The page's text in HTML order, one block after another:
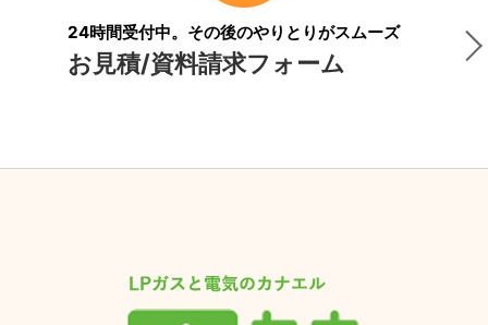
24時間受付中。その後のやりとりがスムーズ
お見積/資料請求フォーム